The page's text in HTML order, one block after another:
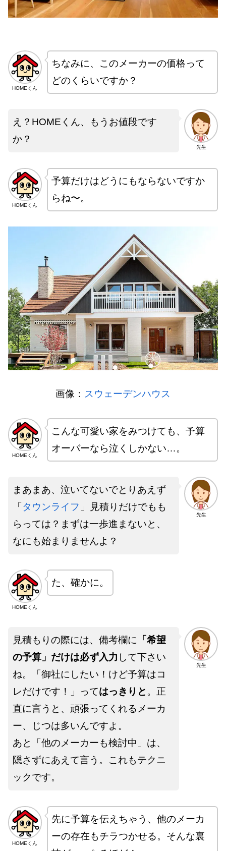
HOMEくん
ちなみに、このメーカーの価格って
どのくらいですか？
先生
え？HOMEくん、もうお値段です
か？
HOMEくん
予算だけはどうにもならないですか
らね〜。
画像： スウェーデンハウス
HOMEくん
こんな可愛い家をみつけても、予算
オーバーなら泣くしかない…。
先生
まあまあ、泣いてないでとりあえず
「 タウンライフ 」見積りだけでもも
らっては？まずは一歩進まないと、
なにも始まりませんよ？
HOMEくん
た、確かに。
先生
見積もりの際には、備考欄に 「希望
の予算」だけは必ず入力 して下さい
ね。「御社にしたい！けど予算はコ
レだけです！」ってはっきりと 。正
直に言うと、頑張ってくれるメーカ
ー、じつは多いんですよ。
あと「他のメーカーも検討中」は、
隠さずにあえて言う。これもテクニ
ックです。
HOMEくん
先に予算を伝えちゃう、他のメーカ
ーの存在もチラつかせる。そんな裏